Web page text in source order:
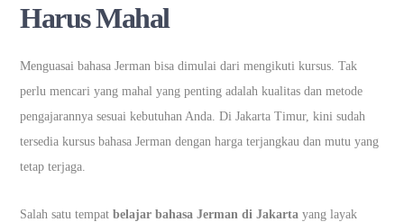
Harus Mahal
Menguasai bahasa Jerman bisa dimulai dari mengikuti kursus. Tak
perlu mencari yang mahal yang penting adalah kualitas dan metode
pengajarannya sesuai kebutuhan Anda. Di Jakarta Timur, kini sudah
tersedia kursus bahasa Jerman dengan harga terjangkau dan mutu yang
tetap terjaga.
Salah satu tempatbelajar bahasa Jerman di Jakarta yang layak